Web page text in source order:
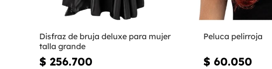
Disfraz de bruja deluxe para mujer
talla grande
$ 256.700
Peluca pelirroja
$ 60.050